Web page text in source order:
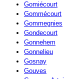
Gomiécourt
Gommécourt
Gommegnies
Gondecourt
Gonnehem
Gonnelieu
Gosnay
Gouves